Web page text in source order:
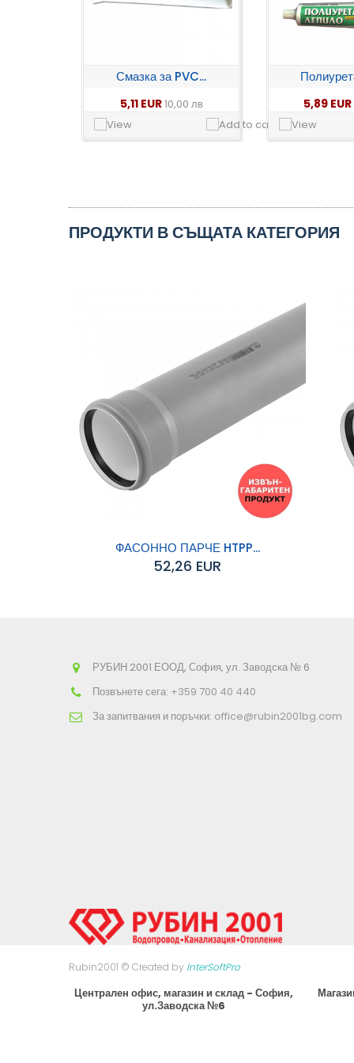
Смазка за PVC...
5,11 EUR10,00 лв 5,89 EUR
ПРОДУКТИ В СЪЩАТА КАТЕГОРИЯ
ФАСОННО ПАРЧЕ HTPP...
52,26 EUR
РУБИН 2001 ЕООД, София, ул. Заводска № 6
Позвънете сега: +359 700 40 440
За запитвания и поръчки: office@rubin2001bg.com
Rubin2001 © Created by InterSoftPro
Централен офис, магазин и склад - София,
ул.Заводска №6